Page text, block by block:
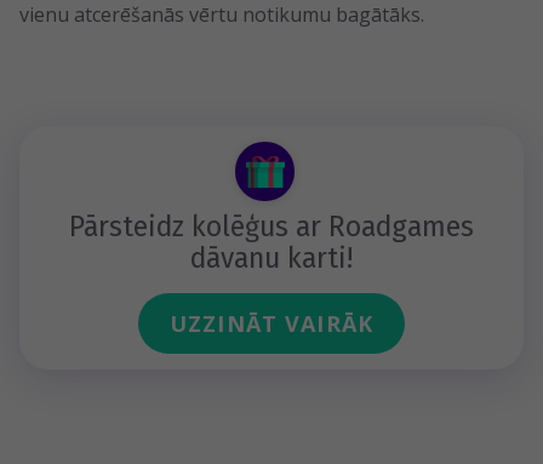
vienu atcerēšanās vērtu notikumu bagātāks.
Pārsteidz kolēģus ar Roadgames
dāvanu karti!
UZZINĀT VAIRĀK